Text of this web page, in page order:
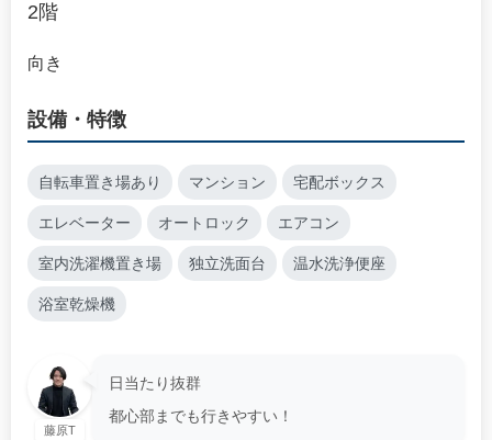
2階
向き
設備・特徴
自転車置き場あり マンション 宅配ボックス
エレベーター オートロック エアコン
室内洗濯機置き場 独立洗面台 温水洗浄便座
浴室乾燥機
藤原T
日当たり抜群
都心部までも行きやすい！